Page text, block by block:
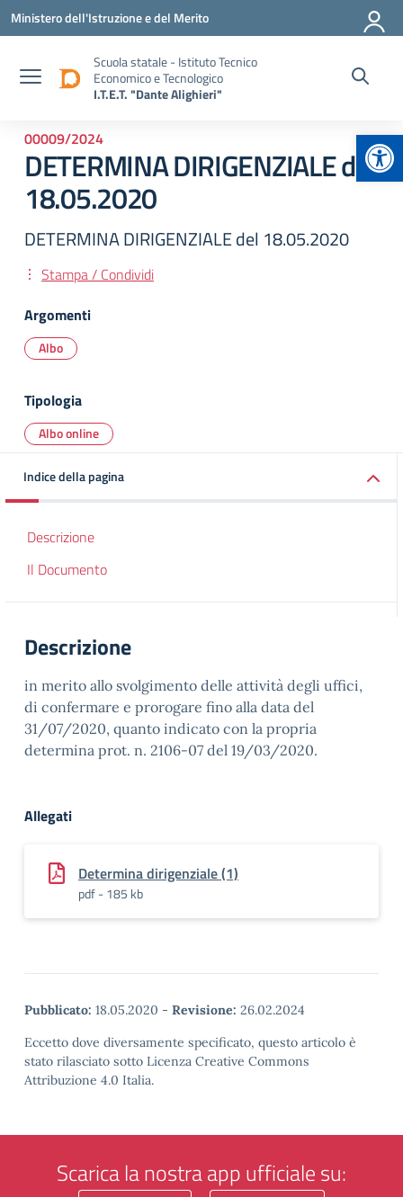
Vai ai contenuti
Vai al menu di navigazione
Vai al footer
Ministero dell'Istruzione e del Merito
Scuola statale - Istituto Tecnico
Economico e Tecnologico
I.T.E.T. "Dante Alighieri"
00009/2024
DETERMINA DIRIGENZIALE del
18.05.2020
DETERMINA DIRIGENZIALE del 18.05.2020
Stampa / Condividi
Argomenti
Albo
Tipologia
Albo online
Indice della pagina
Descrizione
Il Documento
Descrizione
in merito allo svolgimento delle attività degli uffici,
di confermare e prorogare fino alla data del
31/07/2020, quanto indicato con la propria
determina prot. n. 2106-07 del 19/03/2020.
Allegati
Determina dirigenziale (1)
pdf - 185 kb
Pubblicato: 18.05.2020 - Revisione: 26.02.2024
Eccetto dove diversamente specificato, questo articolo è
stato rilasciato sotto Licenza Creative Commons
Attribuzione 4.0 Italia.
Scarica la nostra app ufficiale su: